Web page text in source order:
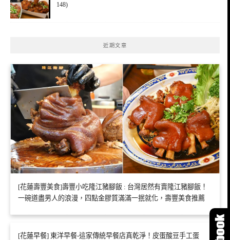
148)
近期文章
[花蓮壽豐美食]壽豐小吃隆江豬腳飯 : 台灣居然有賣隆江豬腳飯！
一碗道盡男人的浪漫，四點金膠質滿滿一抿就化，壽豐美食推薦
[花蓮早餐] 東洋早餐-這家傳統早餐店真乾淨！皮蛋酸豆手工蛋